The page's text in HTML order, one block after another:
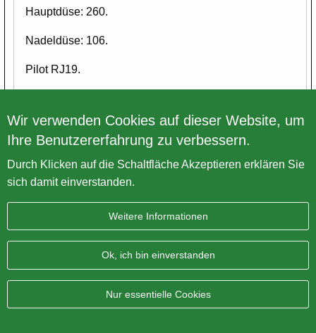
Hauptdüse: 260.
Nadeldüse: 106.
Pilot RJ19.
Zurück zur Übersicht
Impressum Datenschutz Sitemap AGB
BRITISH Only Austria Fahrzeughandel GmbH| A-4643
Pettenbach | Pühret 1
+43 7586 744 610| E-Mail:office@vintage-
motorcycle.com
Wir verwenden Cookies auf dieser Website, um
Ihre Benutzererfahrung zu verbessern.
Durch Klicken auf die Schaltfläche Akzeptieren erklären Sie
sich damit einverstanden.
Weitere Informationen
Ok, ich bin einverstanden
Nur essentielle Cookies